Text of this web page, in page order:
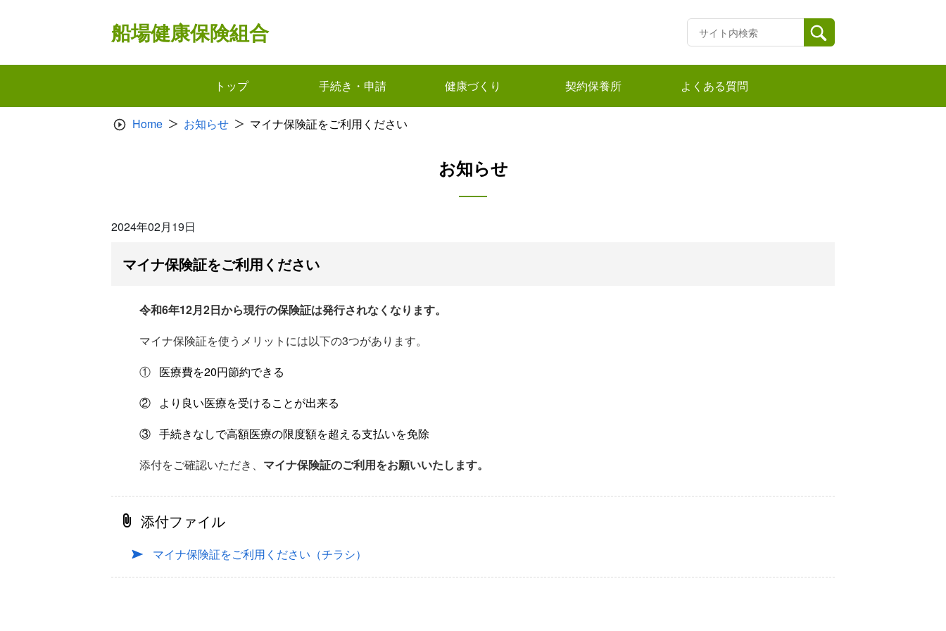
船場健康保険組合
トップ 手続き・申請 健康づくり 契約保養所 よくある質問
Home お知らせ マイナ保険証をご利用ください
お知らせ
2024年02月19日
マイナ保険証をご利用ください
令和6年12月2日から現行の保険証は発行されなくなります。
マイナ保険証を使うメリットには以下の3つがあります。
① 医療費を20円節約できる
② より良い医療を受けることが出来る
③ 手続きなしで高額医療の限度額を超える支払いを免除
添付をご確認いただき、 マイナ保険証のご利用をお願いいたします。
添付ファイル
マイナ保険証をご利用ください（チラシ）